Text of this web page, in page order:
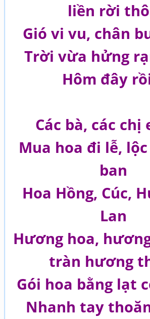
liền rời
Gió vi vu, chân
Trời vừa hửng
Hôm đây
Các bà, các chị
Mua hoa đi lễ,
ban
Hoa Hồng, Cúc,
Lan
Hương hoa,
tràn hương
Gói hoa bằng lạt
Nhanh tay